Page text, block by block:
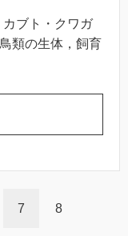
ブト・クワガ
類の生体，飼育
7 8